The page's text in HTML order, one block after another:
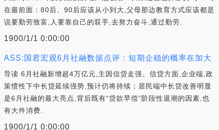
在最前面：80后、90后应该从小到大,父母那边教育方式应该都是
说要勤劳致富,人要靠自己的双手,去努力奋斗,通过勤劳.
1900/1/1 0:00:00
ASS:国君宏观6月社融数据点评：短期企稳的概率在加大
导读 6月社融新增超4万亿元,主因信贷走强。信贷方面,企业端,政
策惯性下中长贷延续强势,预计仍将持续；居民端中长贷改善明显
是6月社融的最大亮点,背后既有“贷款早偿”阶段性退潮的因素,也
有大件消费.
1900/1/1 0:00:00